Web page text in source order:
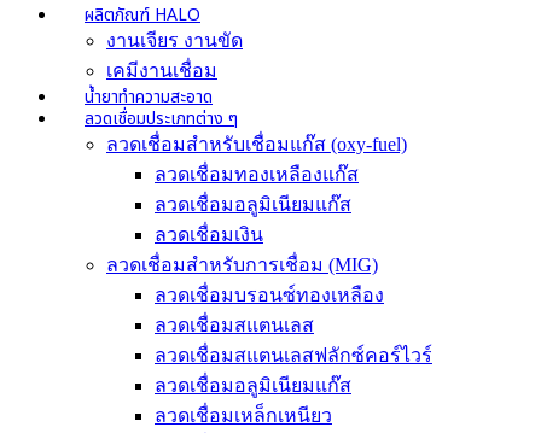
ผลิตภัณฑ์ HALO
งานเจียร งานขัด
เคมีงานเชื่อม
น้ำยาทำความสะอาด
ลวดเชื่อมประเภทต่าง ๆ
ลวดเชื่อมสำหรับเชื่อมแก๊ส (oxy-fuel)
ลวดเชื่อมทองเหลืองแก๊ส
ลวดเชื่อมอลูมิเนียมแก๊ส
ลวดเชื่อมเงิน
ลวดเชื่อมสำหรับการเชื่อม (MIG)
ลวดเชื่อมบรอนซ์ทองเหลือง
ลวดเชื่อมสแตนเลส
ลวดเชื่อมสแตนเลสฟลักซ์คอร์ไวร์
ลวดเชื่อมอลูมิเนียมแก๊ส
ลวดเชื่อมเหล็กเหนียว